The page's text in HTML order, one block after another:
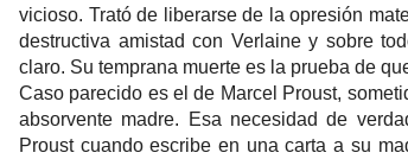
vicioso. Trató de liberarse de la opresión
destructiva amistad con Verlaine y sobre
claro. Su temprana muerte es la prueba de
Caso parecido es el de Marcel Proust,
absorvente madre. Esa necesidad de
Proust cuando escribe en una carta a su